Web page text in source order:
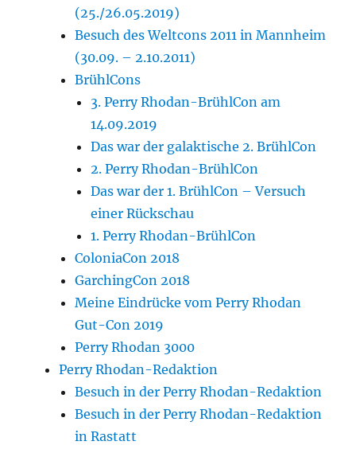
(25./26.05.2019)
Besuch des Weltcons 2011 in Mannheim
(30.09. – 2.10.2011)
BrühlCons
3. Perry Rhodan-BrühlCon am
14.09.2019
Das war der galaktische 2. BrühlCon
2. Perry Rhodan-BrühlCon
Das war der 1. BrühlCon – Versuch
einer Rückschau
1. Perry Rhodan-BrühlCon
ColoniaCon 2018
GarchingCon 2018
Meine Eindrücke vom Perry Rhodan
Gut-Con 2019
Perry Rhodan 3000
Perry Rhodan-Redaktion
Besuch in der Perry Rhodan-Redaktion
Besuch in der Perry Rhodan-Redaktion
in Rastatt